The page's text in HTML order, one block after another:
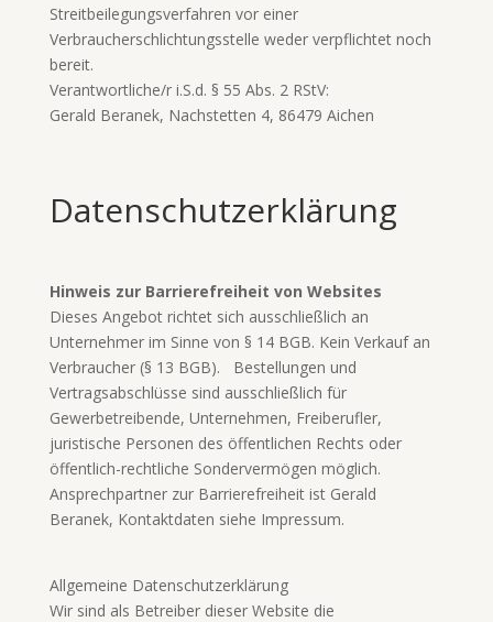
Streitbeilegungsverfahren vor einer
Verbraucherschlichtungsstelle weder verpflichtet noch
bereit.
Verantwortliche/r i.S.d. § 55 Abs. 2 RStV:
Gerald Beranek, Nachstetten 4, 86479 Aichen
Datenschutzerklärung
Hinweis zur Barrierefreiheit von Websites
Dieses Angebot richtet sich ausschließlich an
Unternehmer im Sinne von § 14 BGB. Kein Verkauf an
Verbraucher (§ 13 BGB). Bestellungen und
Vertragsabschlüsse sind ausschließlich für
Gewerbetreibende, Unternehmen, Freiberufler,
juristische Personen des öffentlichen Rechts oder
öffentlich-rechtliche Sondervermögen möglich.
Ansprechpartner zur Barrierefreiheit ist Gerald
Beranek, Kontaktdaten siehe Impressum.
Allgemeine Datenschutzerklärung
Wir sind als Betreiber dieser Website die